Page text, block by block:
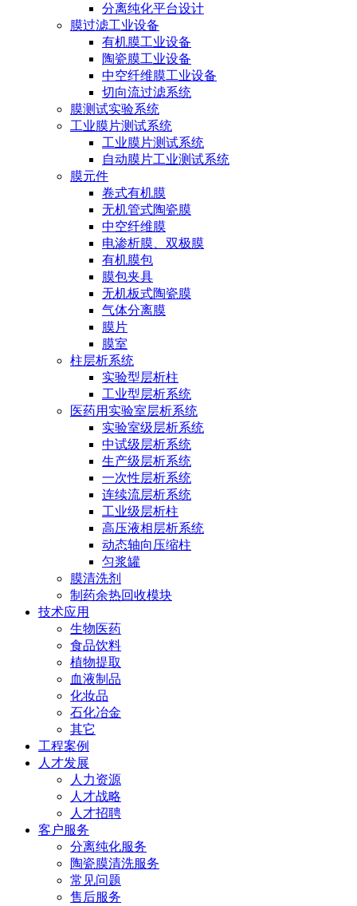
分离纯化平台设计
膜过滤工业设备
有机膜工业设备
陶瓷膜工业设备
中空纤维膜工业设备
切向流过滤系统
膜测试实验系统
工业膜片测试系统
工业膜片测试系统
自动膜片工业测试系统
膜元件
卷式有机膜
无机管式陶瓷膜
中空纤维膜
电渗析膜、双极膜
有机膜包
膜包夹具
无机板式陶瓷膜
气体分离膜
膜片
膜室
柱层析系统
实验型层析柱
工业型层析系统
医药用实验室层析系统
实验室级层析系统
中试级层析系统
生产级层析系统
一次性层析系统
连续流层析系统
工业级层析柱
高压液相层析系统
动态轴向压缩柱
匀浆罐
膜清洗剂
制药余热回收模块
技术应用
生物医药
食品饮料
植物提取
血液制品
化妆品
石化冶金
其它
工程案例
人才发展
人力资源
人才战略
人才招聘
客户服务
分离纯化服务
陶瓷膜清洗服务
常见问题
售后服务